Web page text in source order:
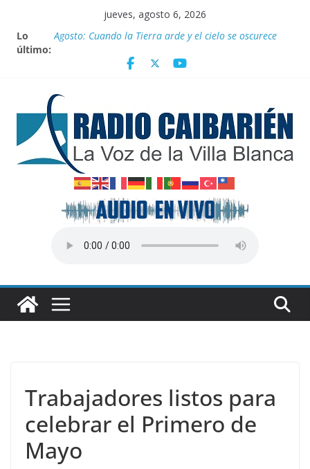
contenido
jueves, agosto 6, 2026
Lo
último:
Agosto: Cuando la Tierra arde y el cielo se oscurece
genocidio contra la isla
preselección de béisbol de Villa Clara en juego de
Homenaje a federadas
Innovación desde la base
Trabajadores listos para
celebrar el Primero de
Mayo